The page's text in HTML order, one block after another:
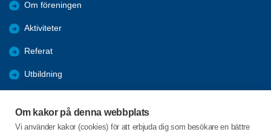
Om kakor på denna webbplats
Vi använder kakor (cookies) för att erbjuda dig som besökare en bättre
Om föreningen
Aktiviteter
Referat
Utbildning
Bli medlem